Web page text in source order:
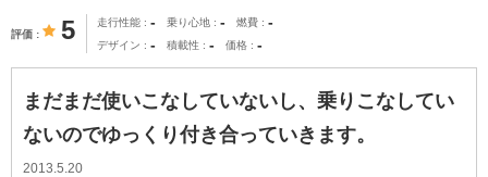
評価 5 走行性能 - 乗り心地 - 燃費 -
デザイン - 積載性 - 価格 -
まだまだ使いこなしていないし、乗りこなしてい
ないのでゆっくり付き合っていきます。
2013.5.20